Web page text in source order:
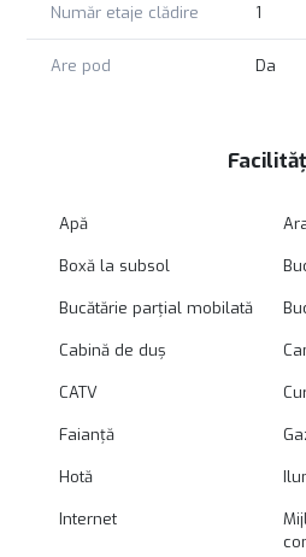
Număr etaje clădire 1
Are pod Da
Apă
Boxă la subsol
Bucătărie parțial mobilată
Cabină de duș
CATV
Faianță
Hotă
Internet